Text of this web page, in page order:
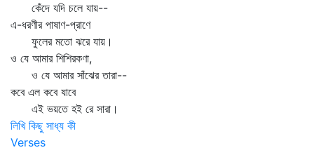
কেঁদে যদি চলে যায়--
এ-ধরণীর পাষাণ-প্রাণে
ফুলের মতো ঝরে যায়।
ও যে আমার শিশিরকণা,
ও যে আমার সাঁঝের তারা--
কবে এল কবে যাবে
এই ভয়তে হই রে সারা।
লিখি কিছু সাধ্য কী
Verses